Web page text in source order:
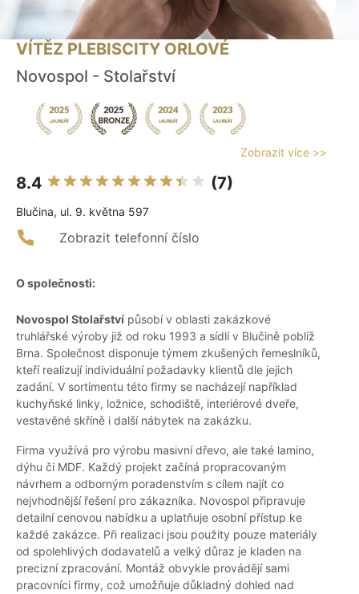
VÍTĚZ PLEBISCITY ORLOVÉ
Novospol - Stolařství
Zobrazit více >>
8.4 (7)
Blučina, ul. 9. května 597
Zobrazit telefonní číslo
O společnosti:
Novospol Stolařství působí v oblasti zakázkové
truhlářské výroby již od roku 1993 a sídlí v Blučině poblíž
Brna. Společnost disponuje týmem zkušených řemeslníků,
kteří realizují individuální požadavky klientů dle jejich
zadání. V sortimentu této firmy se nacházejí například
kuchyňské linky, ložnice, schodiště, interiérové dveře,
vestavěné skříně i další nábytek na zakázku.
Firma využívá pro výrobu masivní dřevo, ale také lamino,
dýhu či MDF. Každý projekt začíná propracovaným
návrhem a odborným poradenstvím s cílem najít co
nejvhodnější řešení pro zákazníka. Novospol připravuje
detailní cenovou nabídku a uplatňuje osobní přístup ke
každé zakázce. Při realizaci jsou použity pouze materiály
od spolehlivých dodavatelů a velký důraz je kladen na
precizní zpracování. Montáž obvykle provádějí sami
pracovníci firmy, což umožňuje důkladný dohled nad